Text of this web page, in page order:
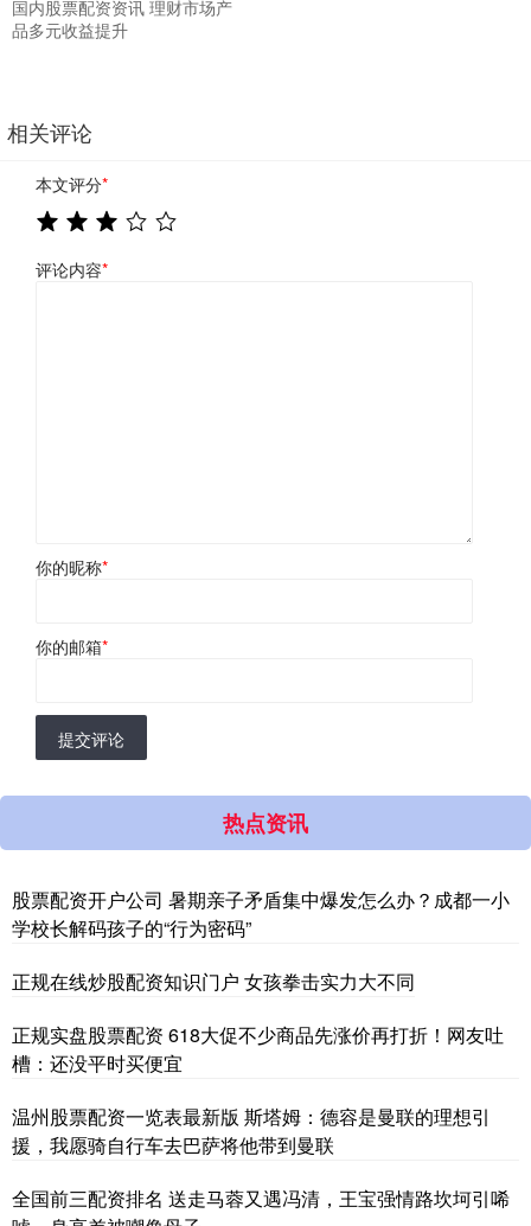
国内股票配资资讯 理财市场产
品多元收益提升
相关评论
本文评分*
评论内容*
你的昵称*
你的邮箱*
提交评论
热点资讯
股票配资开户公司 暑期亲子矛盾集中爆发怎么办？成都一小
学校长解码孩子的“行为密码”
正规在线炒股配资知识门户 女孩拳击实力大不同
正规实盘股票配资 618大促不少商品先涨价再打折！网友吐
槽：还没平时买便宜
温州股票配资一览表最新版 斯塔姆：德容是曼联的理想引
援，我愿骑自行车去巴萨将他带到曼联
全国前三配资排名 送走马蓉又遇冯清，王宝强情路坎坷引唏